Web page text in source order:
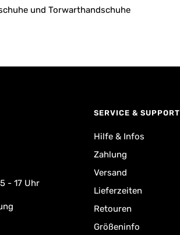
und Torwarthandschuhe
- 17 Uhr
SERVICE & SUPPORT
Hilfe & Infos
Zahlung
Versand
Lieferzeiten
Retouren
Größeninfo